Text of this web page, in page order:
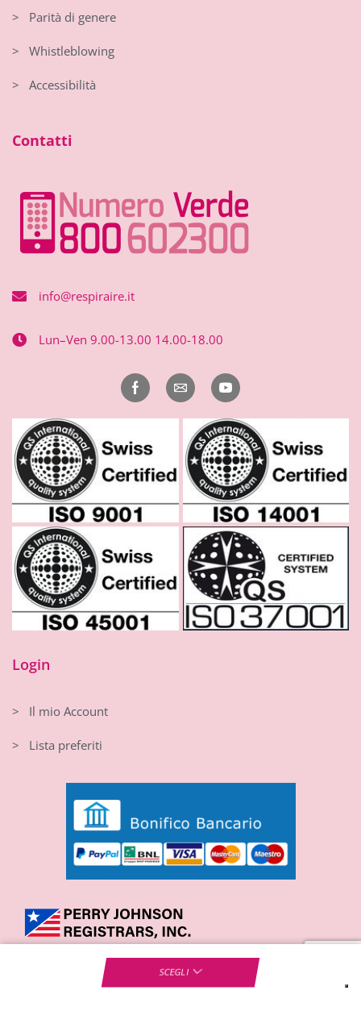
> Parità di genere
> Whistleblowing
> Accessibilità
Contatti
info@respiraire.it
Lun–Ven 9.00-13.00 14.00-18.00
Login
> Il mio Account
> Lista preferiti
RESPIRAIRE srl Viale Gandhi, 5 – 10051 Avigliana TO
SCEGLI